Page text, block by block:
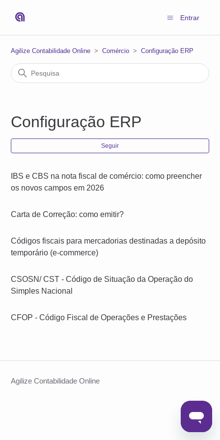
Entrar
Agilize Contabilidade Online Comércio Configuração ERP
Configuração ERP
Seguir
IBS e CBS na nota fiscal de comércio: como preencher
os novos campos em 2026
Carta de Correção: como emitir?
Códigos fiscais para mercadorias destinadas a depósito
temporário (e-commerce)
CSOSN/ CST - Código de Situação da Operação do
Simples Nacional
CFOP - Código Fiscal de Operações e Prestações
Agilize Contabilidade Online